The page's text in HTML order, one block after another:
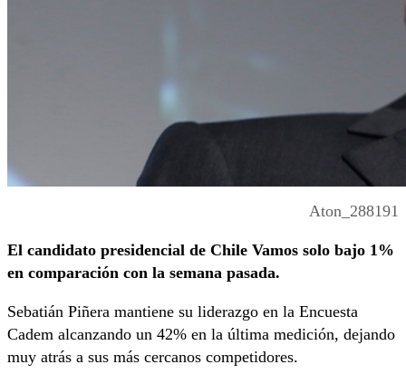
Aton_288191
El candidato presidencial de Chile Vamos solo bajo 1%
en comparación con la semana pasada.
Sebatián Piñera mantiene su liderazgo en la Encuesta
Cadem alcanzando un 42% en la última medición, dejando
muy atrás a sus más cercanos competidores.